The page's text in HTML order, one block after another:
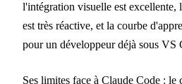
l'intégration visuelle est
est très réactive, et la courbe
pour un développeur déjà sous VS
Ses limites face à Claude Code : le